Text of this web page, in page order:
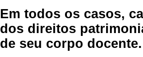
Em todos os casos,
dos direitos
de seu corpo docente.